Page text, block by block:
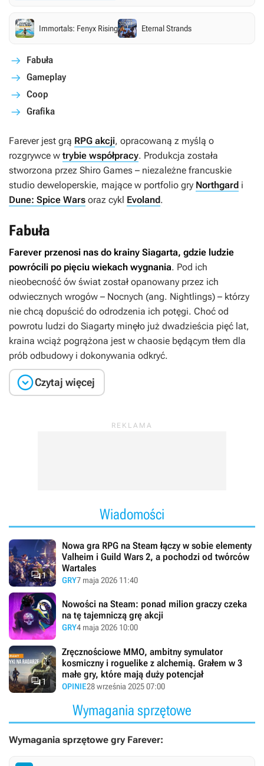
Immortals: Fenyx Rising Eternal Strands
Fabuła
Gameplay
Coop
Grafika
Farever jest grą RPG akcji, opracowaną z myślą o
rozgrywce w trybie współpracy. Produkcja została
stworzona przez Shiro Games – niezależne francuskie
studio deweloperskie, mające w portfolio gry Northgard i
Dune: Spice Wars oraz cykl Evoland.
Fabuła
Farever przenosi nas do krainy Siagarta, gdzie ludzie
powrócili po pięciu wiekach wygnania. Pod ich
nieobecność ów świat został opanowany przez ich
odwiecznych wrogów – Nocnych (ang. Nightlings) – którzy
nie chcą dopuścić do odrodzenia ich potęgi. Choć od
powrotu ludzi do Siagarty minęło już dwadzieścia pięć lat,
kraina wciąż pogrążona jest w chaosie będącym tłem dla
prób odbudowy i dokonywania odkryć.
Czytaj więcej
Wiadomości
1
Nowa gra RPG na Steam łączy w sobie elementy
Valheim i Guild Wars 2, a pochodzi od twórców
Wartales
GRY7 maja 2026 11:40
Nowości na Steam: ponad milion graczy czeka
na tę tajemniczą grę akcji
GRY4 maja 2026 10:00
1
Zręcznościowe MMO, ambitny symulator
kosmiczny i roguelike z alchemią. Grałem w 3
małe gry, które mają duży potencjał
OPINIE28 września 2025 07:00
Wymagania sprzętowe
Wymagania sprzętowe gry Farever: